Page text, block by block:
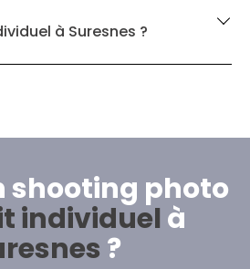
à Suresnes ?
shooting photo
individuelà
?